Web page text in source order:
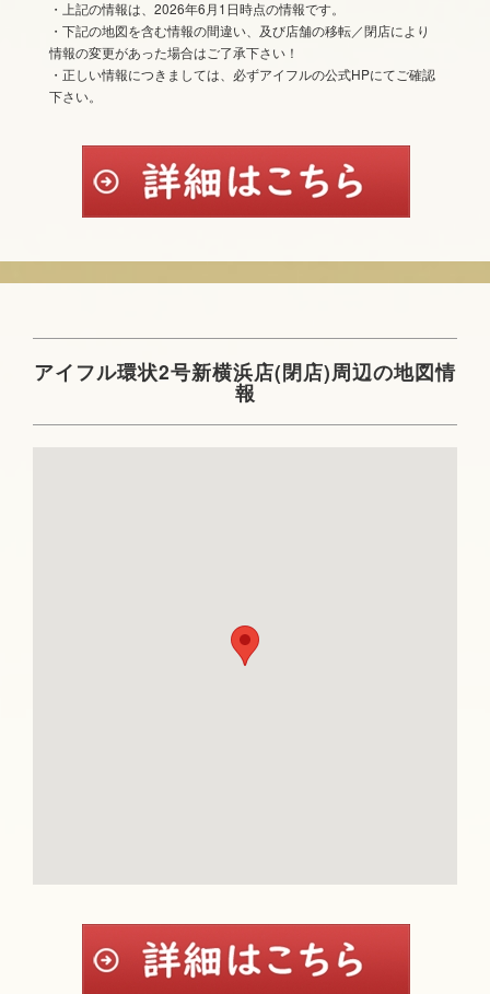
・上記の情報は、2026年6月1日時点の情報です。
・下記の地図を含む情報の間違い、及び店舗の移転／閉店により
情報の変更があった場合はご了承下さい！
・正しい情報につきましては、必ずアイフルの公式HPにてご確認
下さい。
アイフル環状2号新横浜店(閉店)周辺の地図情
報